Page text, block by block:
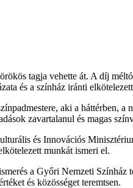
tagja vehette át. A díj
és a színház iránti
aki a háttérben,
zavartalanul és magas
és Innovációs
munkát ismeri el.
a Győri Nemzeti
és közösséget teremtsen.